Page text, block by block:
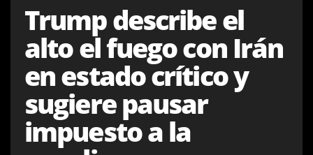
Trump describe el
alto el fuego con Irán
en estado crítico y
sugiere pausar
impuesto a la